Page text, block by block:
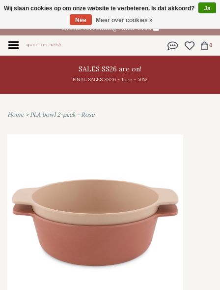
NL
Gratis verzending vanaf €100
0
SALES SS26 are on!
FINAL SALES SS26 - 1pce = 50%
Home > PLA bowl 2-pack - Rose
Wij slaan cookies op om onze website te verbeteren. Is dat akkoord?
Ja
Nee
Meer over cookies »